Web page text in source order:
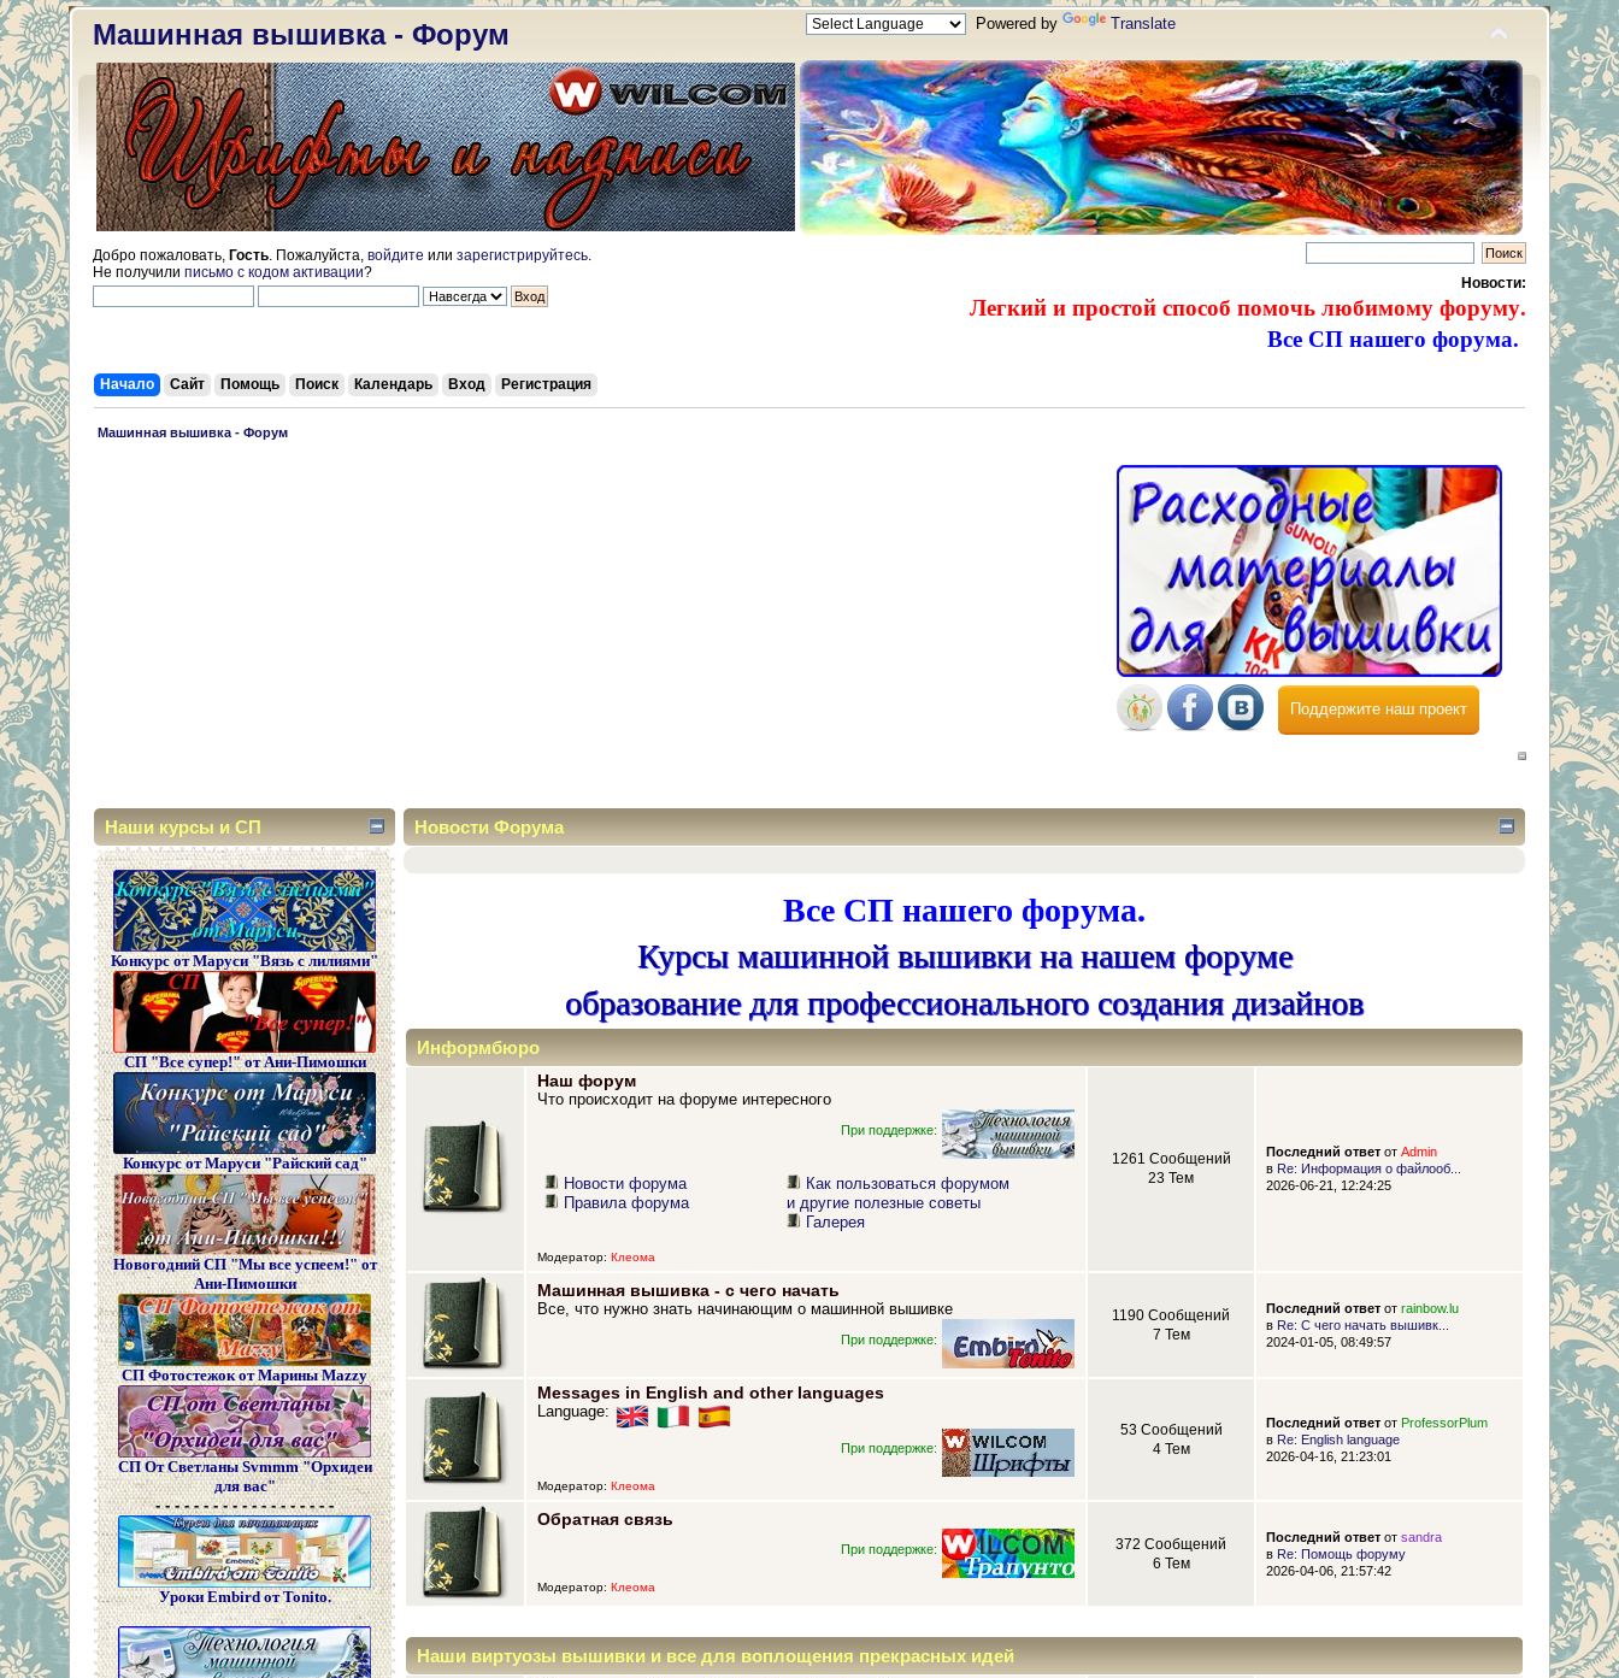
Машинная вышивка - Форум Powered by Translate
Добро пожаловать, Гость . Пожалуйста, войдите или зарегистрируйтесь
Не получили письмо с кодом активации?
Новости:
Легкий и простой способ помочь любимому форуму.
Все СП нашего форума.
Начало Сайт Помощь Поиск Календарь Вход Регистрация
Машинная вышивка - Форум
Поддержите наш проект
Наши курсы и СП
Конкурс от Маруси "Вязь с лилиями"
СП "Все супер!" от Ани-Пимошки
Конкурс от Маруси "Райский сад"
Новогодний СП "Мы все успеем!" от
Ани-Пимошки
СП Фотостежок от Марины Mazzy
СП От Светланы Svmmm "Орхидеи
для вас"
- - - - - - - - - - - - - - - - - - -
Уроки Embird от Tonito.
Новости Форума
Все СП нашего форума.
Курсы машинной вышивки на нашем форуме
образование для профессионального создания дизайнов
Информбюро
Наш форум
Что происходит на форуме интересного
При поддержке:
Новости форума
Правила форума
Как пользоваться форумом
и другие полезные советы
Галерея
Модератор: Клеома
1261 Сообщений
23 Тем
Последний ответот Admin
в Re: Информация о файлооб...
2026-06-21, 12:24:25
Машинная вышивка - с чего начать
Все, что нужно знать начинающим о машинной вышивке
При поддержке:
1190 Сообщений
7 Тем
Последний ответот rainbow.lu
в Re: С чего начать вышивк...
2024-01-05, 08:49:57
Messages in English and other languages
Language:
При поддержке:
Модератор: Клеома
53 Сообщений
4 Тем
Последний ответот ProfessorPlum
в Re: English language
2026-04-16, 21:23:01
Обратная связь
При поддержке:
Модератор: Клеома
372 Сообщений
6 Тем
Последний ответот sandra
в Re: Помощь форуму
2026-04-06, 21:57:42
Наши виртуозы вышивки и все для воплощения прекрасных идей